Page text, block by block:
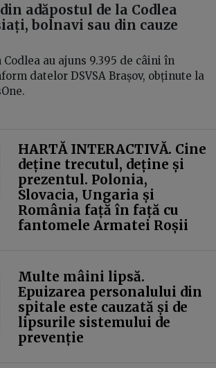
adăpostul de la Codlea
bolnavi sau din cauze
au ajuns 9.395 de câini în
datelor DSVSA Brașov, obținute la
HARTĂ INTERACTIVĂ. Cine
deține trecutul, deține și
prezentul. Polonia,
Slovacia, Ungaria și
România față în față cu
fantomele Armatei Roșii
Multe mâini lipsă.
Epuizarea personalului din
spitale este cauzată și de
lipsurile sistemului de
prevenție